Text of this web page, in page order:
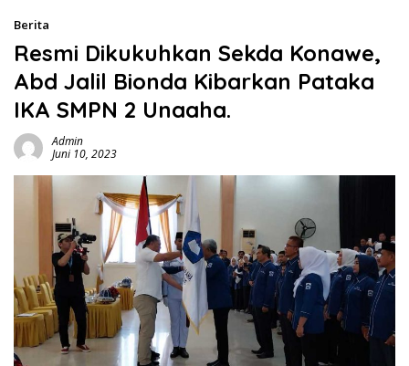
Berita
Resmi Dikukuhkan Sekda Konawe,
Abd Jalil Bionda Kibarkan Pataka
IKA SMPN 2 Unaaha.
Admin
Juni 10, 2023